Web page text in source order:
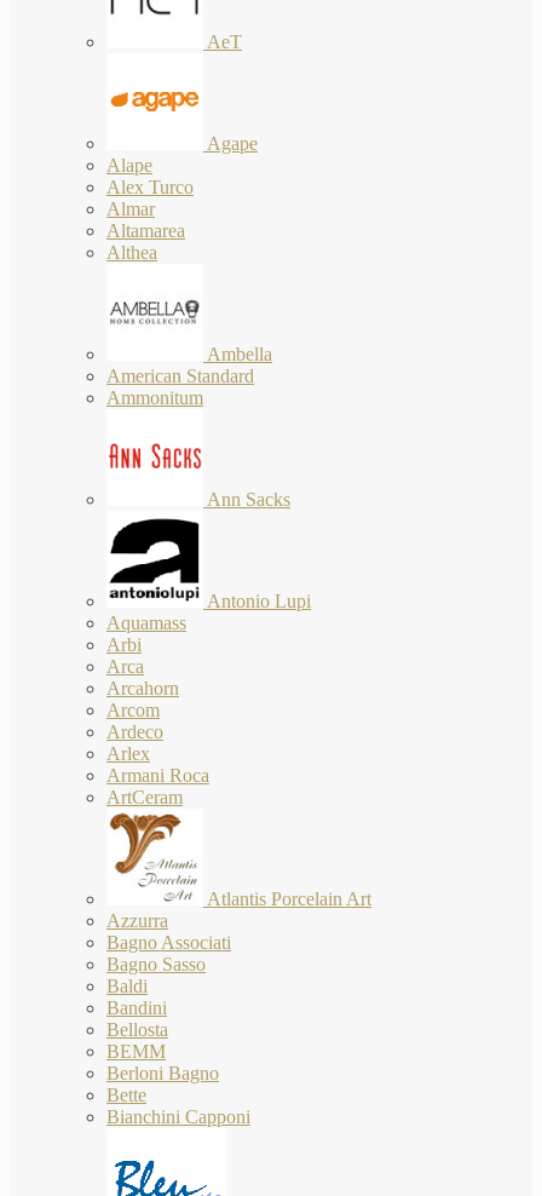
AeT
Agape
Alape
Alex Turco
Almar
Altamarea
Althea
Ambella
American Standard
Ammonitum
Ann Sacks
Antonio Lupi
Aquamass
Arbi
Arca
Arcahorn
Arcom
Ardeco
Arlex
Armani Roca
ArtCeram
Atlantis Porcelain Art
Azzurra
Bagno Associati
Bagno Sasso
Baldi
Bandini
Bellosta
BEMM
Berloni Bagno
Bette
Bianchini Capponi